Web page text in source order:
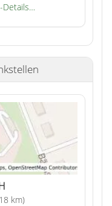
Details…
km)